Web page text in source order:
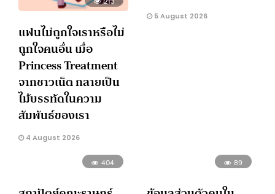
แฟนไม่ถูกใจเราหรือไม่
ถูกใจคนอื่น เมื่อ
Princess Treatment
จากชาวเน็ต กลายเป็น
ไม้บรรทัดในความ
สัมพันธ์ของเรา
4 August 2026
5 August 2026
404 89